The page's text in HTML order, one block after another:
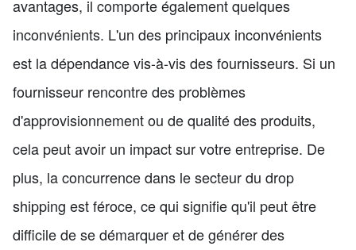
avantages, il comporte également quelques
inconvénients. L'un des principaux inconvénients
est la dépendance vis-à-vis des fournisseurs. Si un
fournisseur rencontre des problèmes
d'approvisionnement ou de qualité des produits,
cela peut avoir un impact sur votre entreprise. De
plus, la concurrence dans le secteur du drop
shipping est féroce, ce qui signifie qu'il peut être
difficile de se démarquer et de générer des